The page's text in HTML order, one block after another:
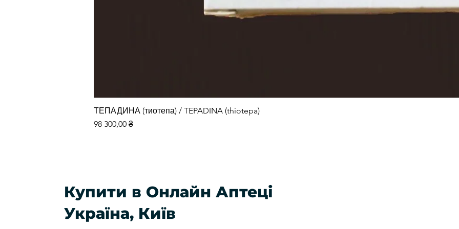
ТЕПАДИНА (тиотепа) / TEPADINA (thiotepa)
Ціна
98 300,00 ₴
Купити в Онлайн Аптеці
Україна, Київ